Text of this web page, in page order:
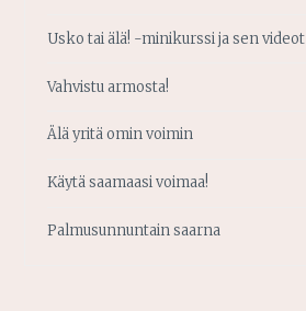
Usko tai älä! -minikurssi ja sen videot
Vahvistu armosta!
Älä yritä omin voimin
Käytä saamaasi voimaa!
Palmusunnuntain saarna